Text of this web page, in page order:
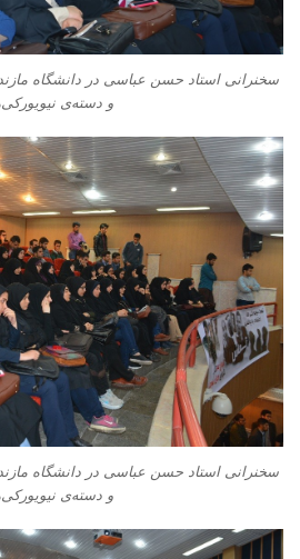
سخنرانی استاد حسن عباسی در دانشگاه
و دسته‌‌ی
سخنرانی استاد حسن عباسی در دانشگاه
و دسته‌‌ی